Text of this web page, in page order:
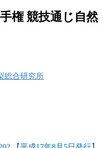
権 競技通じ自然
総合研究所